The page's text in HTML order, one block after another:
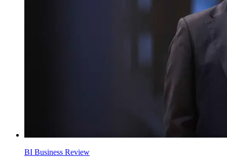
BI Business Review